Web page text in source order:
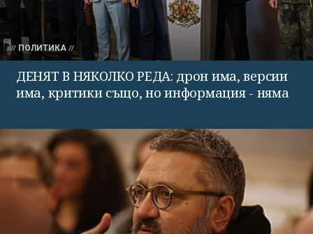
ПОЛИТИКА
ДЕНЯТ В НЯКОЛКО РЕДА: дрон има, версии
има, критики също, но информация - няма